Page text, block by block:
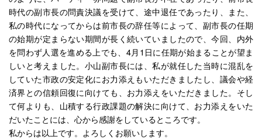
時代の副市長の問責決議を受けて、途中退任であったり、また、
私の時代になってからは前市長の辞任等によって、副市長の任期
の始期が定まらない期間が長く続いていましたので、今回、内外
を問わず人選を進める上でも、4月1日に任期が始まることが望ま
しいと考えました。小山副市長には、私が就任した当時に混乱を
していた市政の安定化にお力添えもいただきましたし、議会や経
済界との信頼回復に向けても、お力添えをいただきました。そし
て何よりも、山積する行政課題の解決に向けて、お力添えをいた
だいたことには、心から感謝をしているところです。
私からは以上です。よろしくお願いします。